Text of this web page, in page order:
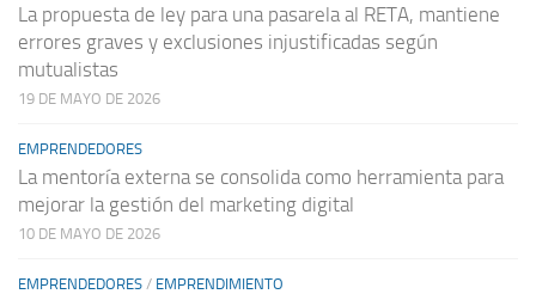
La propuesta de ley para una pasarela al RETA, mantiene
errores graves y exclusiones injustificadas según
mutualistas
19 DE MAYO DE 2026
EMPRENDEDORES
La mentoría externa se consolida como herramienta para
mejorar la gestión del marketing digital
10 DE MAYO DE 2026
EMPRENDEDORES / EMPRENDIMIENTO